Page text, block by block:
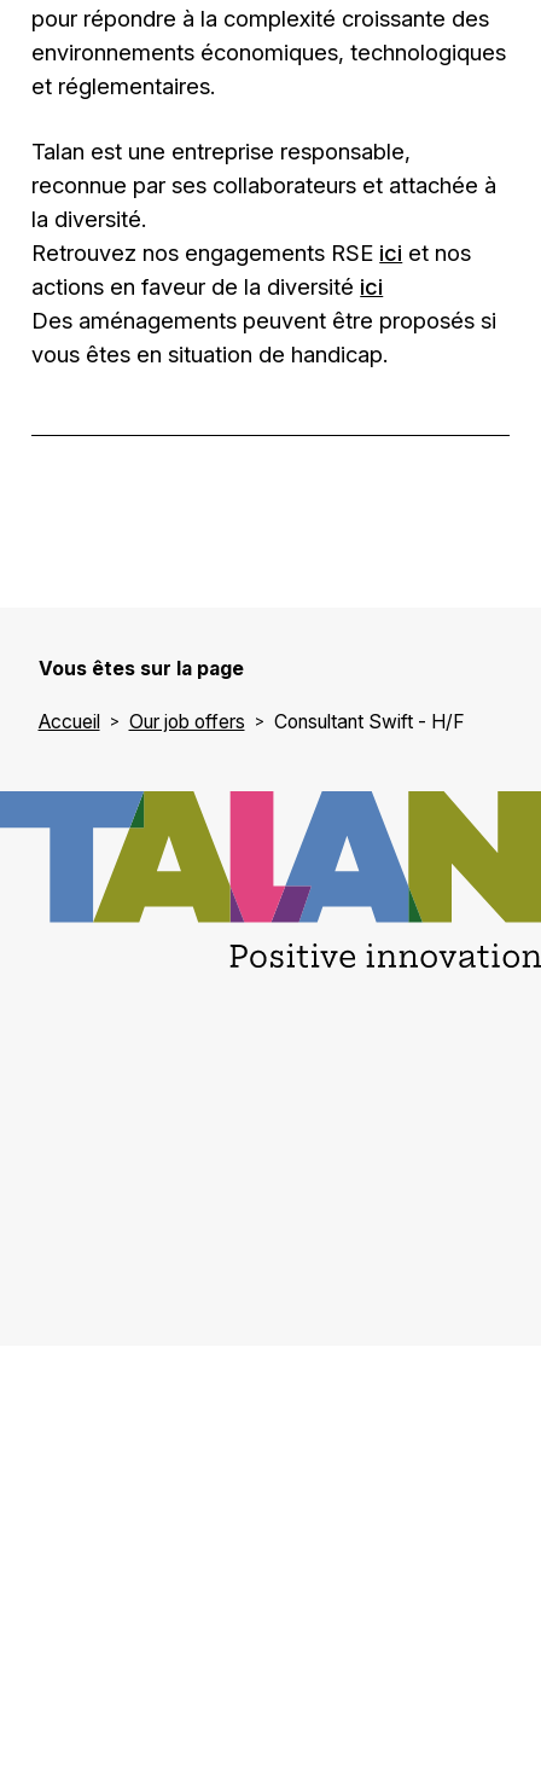
pour répondre à la complexité croissante des
environnements économiques, technologiques
et réglementaires.
Talan est une entreprise responsable,
reconnue par ses collaborateurs et attachée à
la diversité.
Retrouvez nos engagements RSE ici et nos
actions en faveur de la diversité ici
Des aménagements peuvent être proposés si
vous êtes en situation de handicap.
Vous êtes sur la page
Accueil Our job offers Consultant Swift - H/F